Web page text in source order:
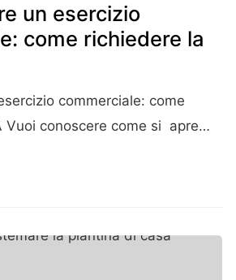
un esercizio
come richiedere la
commerciale: come
Vuoi conoscere come si apre…